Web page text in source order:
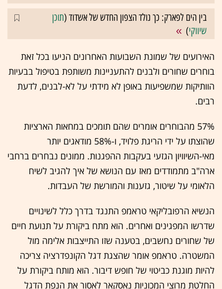
בין הים לפארק: כך נולד הצפון החדש של אשדוד (תוכן
שיווקי)
האירועים של שמונת השבועות האחרונים הניעו בכל זאת
בוחרים שחורים ולבנים להתעניינות משותפת בטיפול בבעיות
הוותיקות שמשפיעות באופן לא מידתי על לא-לבנים, לדעת
רבים.
57% מהבוחרים אומרים שהם תומכים במחאות הארציות
שהוצתו על ידי הריגת פלויד, ו-58% מודאגים יותר
מאי-השיוויון הגזעי בעקבות ההפגנות. ממונים נבחרים ברחבי
ארה"ב מתמודדים מאז עם הנושא של איך להגיב לשיח
הלאומי על שיטור, גזענות והמורשת של העבדות.
הנשיא הרפובליקאי טראמפ התנגד בדרך כלל לשינויים
שדרשו המפגינים ואחרים. הוא מתח ביקורת על תנועת חיים
של שחורים נחשבים, בטענה שזו התייצבות אלימה מול
המשטרה. טראמפ אומר שהצגת דגל הקונפדרציה צריכה
להיות מוגנת כביטוי של חופש דיבור. הוא מותח ביקורת על
החלטת מרוצי המכוניות נאסקאר לאסור את הנפת הדגל